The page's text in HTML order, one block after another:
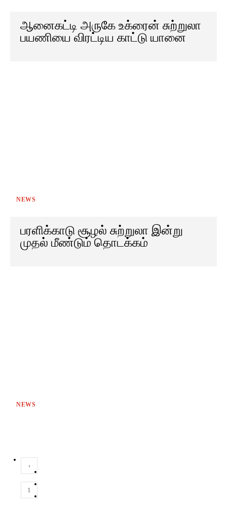
ஆனைகட்டி அருகே உக்ரைன் சுற்றுலா
பயணியை விரட்டிய காட்டு யானை
NEWS
பரளிக்காடு சூழல் சுற்றுலா இன்று
முதல் மீண்டும் தொடக்கம்
NEWS
‹
1